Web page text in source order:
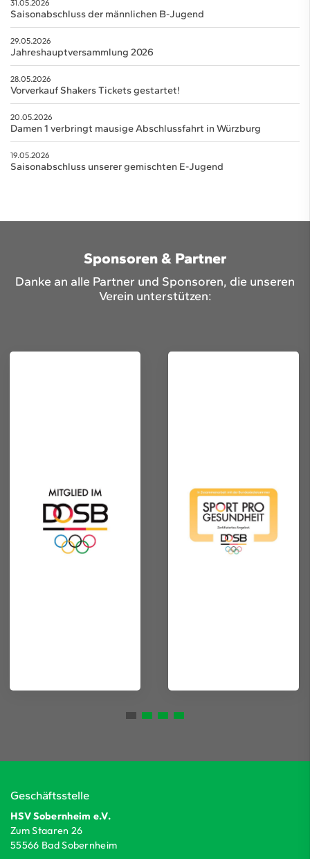
31.05.2026
Saisonabschluss der männlichen B-Jugend
29.05.2026
Jahreshauptversammlung 2026
28.05.2026
Vorverkauf Shakers Tickets gestartet!
20.05.2026
Damen 1 verbringt mausige Abschlussfahrt in Würzburg
19.05.2026
Saisonabschluss unserer gemischten E-Jugend
Sponsoren & Partner
Danke an alle Partner und Sponsoren, die unseren
Verein unterstützen:
Geschäftsstelle
HSV Sobernheim e.V.
Zum Staaren 26
55566 Bad Sobernheim